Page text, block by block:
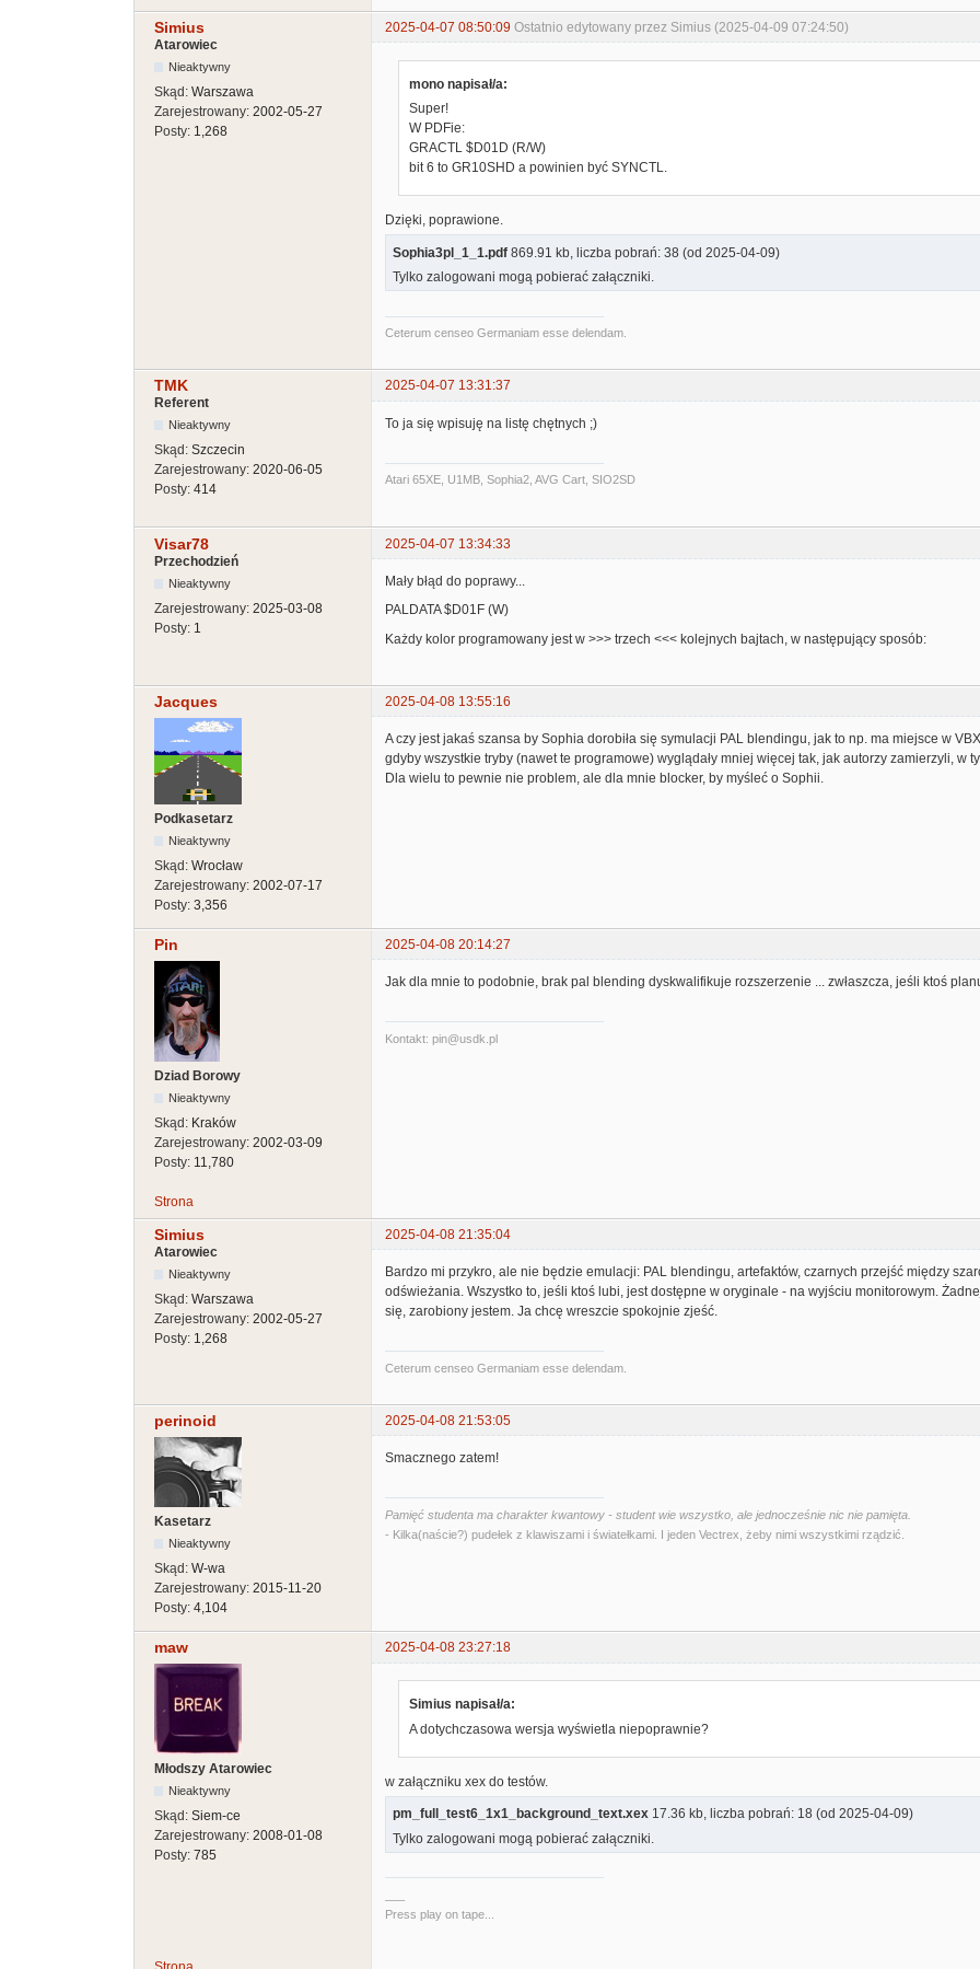
Simius 2025-04-07 08:50:09 Ostatnio edytowany przez Simius (2025-04-09 07:24:50)
Atarowiec
Nieaktywny
Skąd: Warszawa
Zarejestrowany: 2002-05-27
Posty: 1,268
mono napisał/a:
Super!
W PDFie:
GRACTL $D01D (R/W)
bit 6 to GR10SHD a powinien być SYNCTL.
Dzięki, poprawione.
Sophia3pl_1_1.pdf 869.91 kb, liczba pobrań: 38 (od 2025-04-09)
Tylko zalogowani mogą pobierać załączniki.
Ceterum censeo Germaniam esse delendam.
TMK
2025-04-07 13:31:37
Referent
Nieaktywny
Skąd: Szczecin
Zarejestrowany: 2020-06-05
Posty: 414
To ja się wpisuję na listę chętnych ;)
Atari 65XE, U1MB, Sophia2, AVG Cart, SIO2SD
Visar78
2025-04-07 13:34:33
Przechodzień
Nieaktywny
Zarejestrowany: 2025-03-08
Posty: 1
Mały błąd do poprawy...
PALDATA $D01F (W)
Każdy kolor programowany jest w >>> trzech <<< kolejnych bajtach, w następujący sposób:
Jacques 2025-04-08 13:55:16
Podkasetarz
Nieaktywny
Skąd: Wrocław
Zarejestrowany: 2002-07-17
Posty: 3,356
A czy jest jakaś szansa by Sophia dorobiła się symulacji PAL blendingu, jak to np. ma miejsce w
gdyby wszystkie tryby (nawet te programowe) wyglądały mniej więcej tak, jak autorzy zamierzyli, w
Dla wielu to pewnie nie problem, ale dla mnie blocker, by myśleć o Sophii.
Pin 2025-04-08 20:14:27
Dziad Borowy
Nieaktywny
Skąd: Kraków
Zarejestrowany: 2002-03-09
Posty: 11,780
Jak dla mnie to podobnie, brak pal blending dyskwalifikuje rozszerzenie ... zwłaszcza, jeśli ktoś
Kontakt: pin@usdk.pl
Strona
Simius
2025-04-08 21:35:04
Atarowiec
Nieaktywny
Skąd: Warszawa
Zarejestrowany: 2002-05-27
Posty: 1,268
Bardzo mi przykro, ale nie będzie emulacji: PAL blendingu, artefaktów, czarnych przejść między
odświeżania. Wszystko to, jeśli ktoś lubi, jest dostępne w oryginale - na wyjściu monitorowym.
się, zarobiony jestem. Ja chcę wreszcie spokojnie zjeść.
Ceterum censeo Germaniam esse delendam.
perinoid 2025-04-08 21:53:05
Kasetarz
Nieaktywny
Skąd: W-wa
Zarejestrowany: 2015-11-20
Posty: 4,104
Smacznego zatem!
Pamięć studenta ma charakter kwantowy - student wie wszystko, ale jednocześnie nic nie pamięta.
- Kilka(naście?) pudełek z klawiszami i światełkami. I jeden Vectrex, żeby nimi wszystkimi rządzić.
maw 2025-04-08 23:27:18
Młodszy Atarowiec
Nieaktywny
Skąd: Siem-ce
Zarejestrowany: 2008-01-08
Posty: 785
Simius napisał/a:
A dotychczasowa wersja wyświetla niepoprawnie?
w załączniku xex do testów.
pm_full_test6_1x1_background_text.xex 17.36 kb, liczba pobrań: 18 (od 2025-04-09)
Tylko zalogowani mogą pobierać załączniki.
Press play on tape...